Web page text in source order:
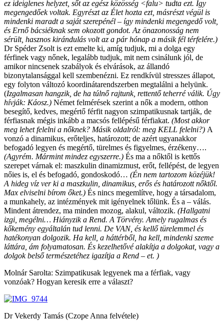
ez ideiglenes helyzet, sőt az egész közösség <falu> tudta ezt. Így
megengedőek voltak. Egyrészt az Élet hozta ezt, másrészt végül is
mindenki maradt a saját szerepénél – így mindenki megengedő volt,
és Ernő bácsiéknak sem okozott gondot. Az önazonosság nem
sérült, hasznos kirándulás volt az a pár hónap a másik fél térfelére.)
Dr Spéder Zsolt is ezt emelte ki, amíg tudjuk, mi a dolga egy
férfinek vagy nőnek, legalább tudjuk, mit nem csinálunk jól, de
amikor nincsenek szabályok és elvárások, az állandó
bizonytalansággal kell szembenézni. Ez rendkívül stresszes állapot,
egy folyton változó koordinátarendszerben megtalálni a helyünk.
(Izgalmasan hangzik, de ha túlnő rajtunk, rettentő teherré válik. Úgy
hívják: Káosz.) Német felmérések szerint a nők a modern, otthon
besegítő, kedves, megértő férfit nagyon szimpatikusnak tartják, de
férfiasnak mégis inkább a macsós fellépésű férfiakat. (Most akkor
meg lehet felelni a nőknek? Másik oldalról: meg KELL felelni?) A
vonzó a dinamikus, erőteljes, határozott; de azért ugyanakkor
befogadó legyen és megértő, türelmes és figyelmes, érzékeny….
(Agyrém. Mármint mindez egyszerre.) És ma a nőktől is kettős
szerepet várnak el: maszkulin dinamizmust, erőt, fellépést, de legyen
nőies is, el és befogadó, gondoskodó… (Én nem tartozom közéjük!
A hideg víz ver ki a maszkulin, dinamikus, erős és határozott nőktől.
Max elviselni bírom őket.) És nincs megemlítve, hogy a társadalom,
a munkahely, az intézmények mit igényelnek tőlünk. És a – válás.
Mindent átrendez, ma minden mozog, alakul, változik. (Hallgatni
izgi, megélni… Hiányzik a Rend. A Törvény. Amely rugalmas és
kőkemény egyáltalán tud lenni. De VAN, és kellő türelemmel és
hatékonyan dolgozik. Ha kell, a háttérből, ha kell, mindenki szeme
láttára, ám folyamatosan. És kezelhetővé alakítja a dolgokat, vagy a
dolgok belső természetéhez igazítja a Rend – et. )
Molnár Sarolta: Szimpatikusak legyenek ma a férfiak, vagy
vonzóak? Hogyan keresik erre a választ?
Dr Vekerdy Tamás (Czope Anna felvétele)